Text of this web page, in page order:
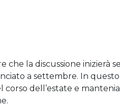
che la discussione inizierà
a settembre. In
corso dell’estate e